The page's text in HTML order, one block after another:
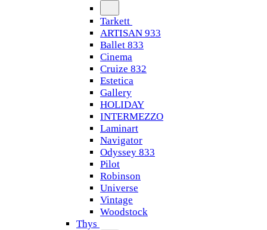
Tarkett
ARTISAN 933
Ballet 833
Cinema
Cruize 832
Estetica
Gallery
HOLIDAY
INTERMEZZO
Laminart
Navigator
Odyssey 833
Pilot
Robinson
Universe
Vintage
Woodstock
Thys